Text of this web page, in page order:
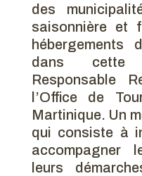
des
saisonnière et
hébergements
dans cette
Responsable
l’Office de
Martinique. Un
qui consiste à
accompagner
leurs